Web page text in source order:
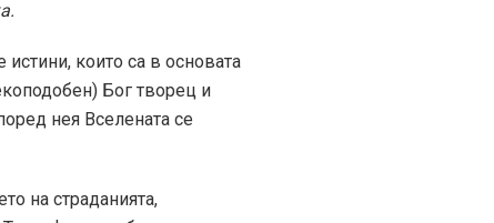
които са в основата
Бог творец и
нея Вселената се
на страданията,